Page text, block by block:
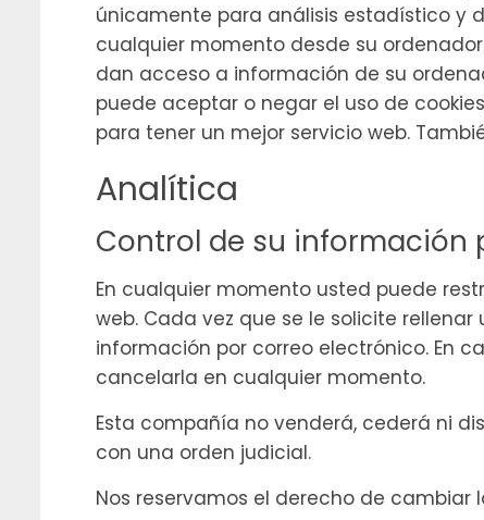
únicamente para análisis estadístico y
cualquier momento desde su
dan acceso a información de su
puede aceptar o negar el uso de
para tener un mejor servicio web.
Analítica
Control de su información
En cualquier momento usted puede
web. Cada vez que se le solicite
información por correo electrónico. En
cancelarla en cualquier momento.
Esta compañía no venderá, cederá ni
con una orden judicial.
Nos reservamos el derecho de